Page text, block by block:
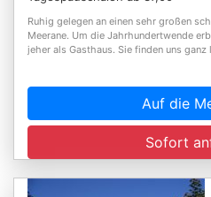
Ruhig gelegen an einen sehr großen
Meerane. Um die Jahrhundertwende
jeher als Gasthaus. Sie finden uns ganz
Auf die
Sofort